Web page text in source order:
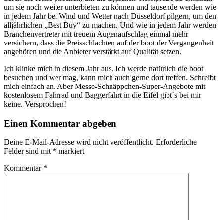
um sie noch weiter unterbieten zu können und tausende werden wie
in jedem Jahr bei Wind und Wetter nach Düsseldorf pilgern, um den
alljährlichen „Best Buy“ zu machen. Und wie in jedem Jahr werden
Branchenvertreter mit treuem Augenaufschlag einmal mehr
versichern, dass die Preisschlachten auf der boot der Vergangenheit
angehören und die Anbieter verstärkt auf Qualität setzen.
Ich klinke mich in diesem Jahr aus. Ich werde natürlich die boot
besuchen und wer mag, kann mich auch gerne dort treffen. Schreibt
mich einfach an. Aber Messe-Schnäppchen-Super-Angebote mit
kostenlosem Fahrrad und Baggerfahrt in die Eifel gibt´s bei mir
keine. Versprochen!
Einen Kommentar abgeben
Deine E-Mail-Adresse wird nicht veröffentlicht. Erforderliche
Felder sind mit * markiert
Kommentar *